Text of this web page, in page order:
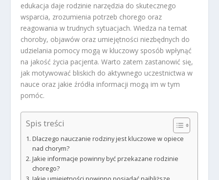
edukacja daje rodzinie narzędzia do skutecznego
wsparcia, zrozumienia potrzeb chorego oraz
reagowania w trudnych sytuacjach. Wiedza na temat
choroby, objawów oraz umiejętności niezbędnych do
udzielania pomocy mogą w kluczowy sposób wpłynąć
na jakość życia pacjenta. Warto zatem zastanowić się,
jak motywować bliskich do aktywnego uczestnictwa w
nauce oraz jakie źródła informacji mogą im w tym
pomóc.
Spis treści
Dlaczego nauczanie rodziny jest kluczowe w opiece
nad chorym?
Jakie informacje powinny być przekazane rodzinie
chorego?